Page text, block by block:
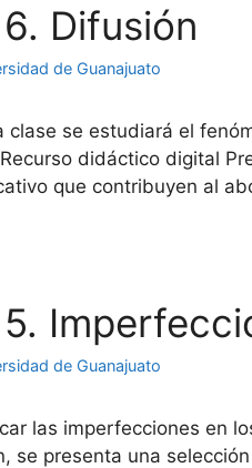
Difusión
de Guanajuato
clase se estudiará el
didáctico digital
que contribuyen al
de Guanajuato
las imperfecciones en
se presenta una